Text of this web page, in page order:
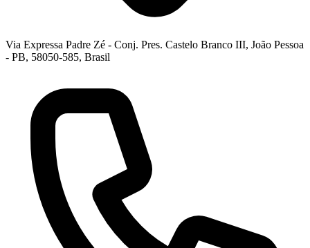
Via Expressa Padre Zé - Conj. Pres. Castelo Branco III, João Pessoa
- PB, 58050-585, Brasil